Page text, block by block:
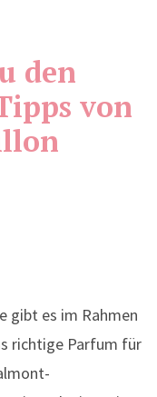
den
von
gibt es im Rahmen
richtige Parfum für